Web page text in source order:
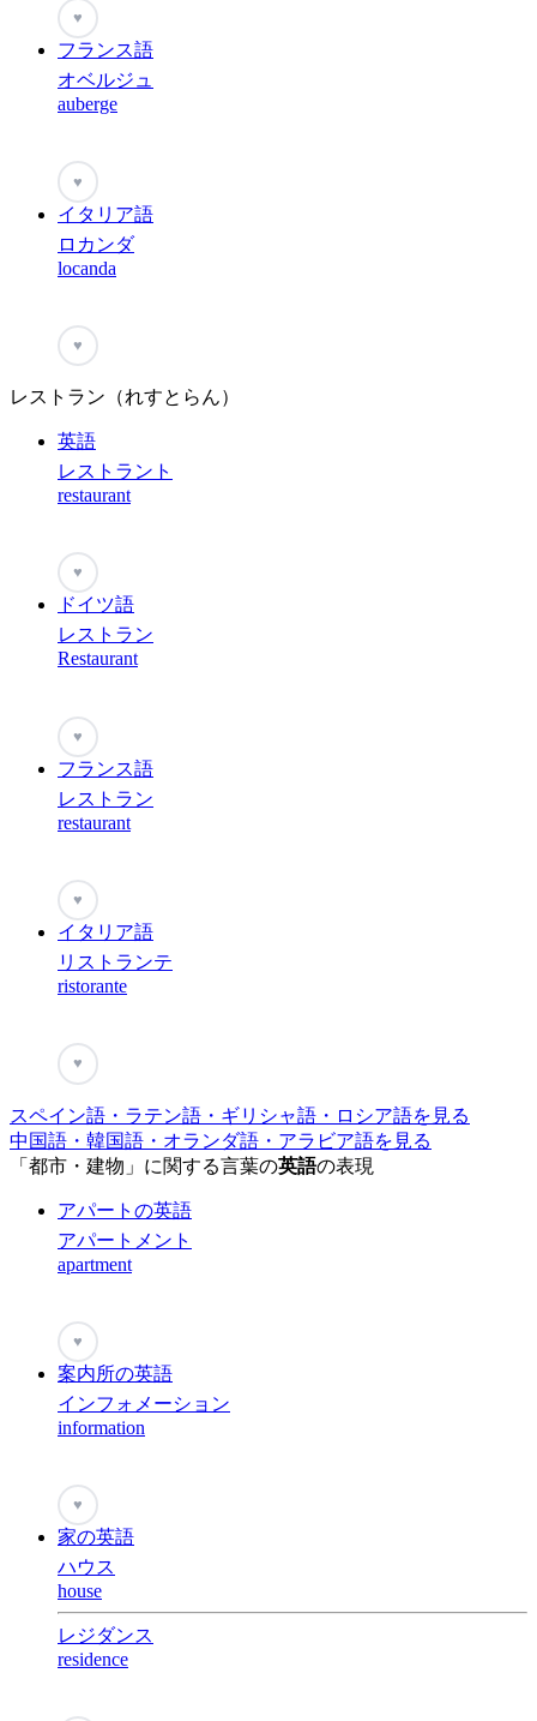
♥
フランス語
オベルジュ
auberge
♥
イタリア語
ロカンダ
locanda
♥
レストラン（れすとらん）
英語
レストラント
restaurant
♥
ドイツ語
レストラン
Restaurant
♥
フランス語
レストラン
restaurant
♥
イタリア語
リストランテ
ristorante
♥
スペイン語・ラテン語・ギリシャ語・ロシア語を見る
中国語・韓国語・オランダ語・アラビア語を見る
「都市・建物」に関する言葉の英語の表現
アパートの英語
アパートメント
apartment
♥
案内所の英語
インフォメーション
information
♥
家の英語
ハウス
house
レジダンス
residence